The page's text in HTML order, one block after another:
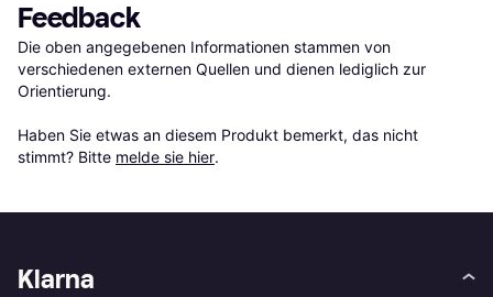
Feedback
Die oben angegebenen Informationen stammen von
verschiedenen externen Quellen und dienen lediglich zur
Orientierung.
Haben Sie etwas an diesem Produkt bemerkt, das nicht
stimmt? Bitte melde sie hier.
Klarna